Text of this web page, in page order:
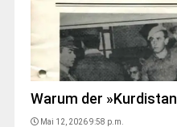
Warum der
Mai 12, 2026 9:58 p.m.